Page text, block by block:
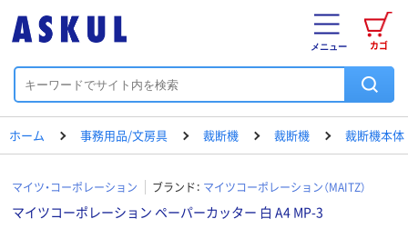
カゴ
メニュー
ホーム 事務用品/文房具 裁断機 裁断機 裁断機本体
マイツ・コーポレーション ブランド： マイツコーポレーション（MAITZ）
マイツコーポレーション ペーパーカッター 白 A4 MP-3